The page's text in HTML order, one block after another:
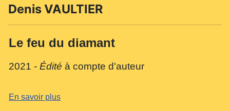
Denis VAULTIER
Le feu du diamant
2021 - Édité à compte d'auteur
En savoir plus